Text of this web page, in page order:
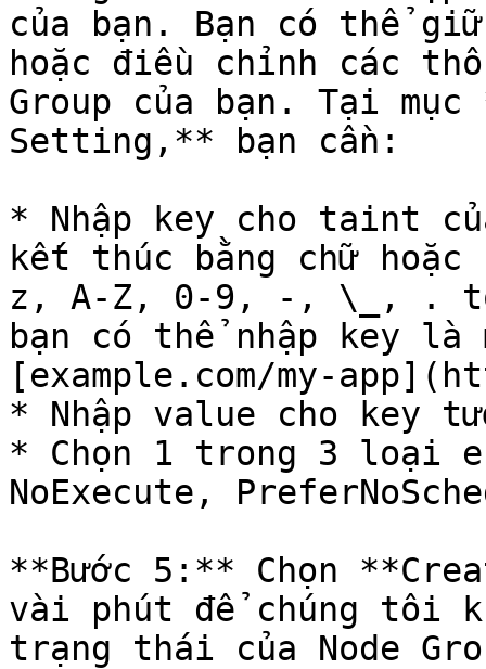
của bạn. Bạn có thể
hoặc điều chỉnh các
Group của bạn. Tại mục
Setting,** bạn cần:
* Nhập key cho taint
kết thúc bằng chữ
z, A-Z, 0-9, -, \_, .
bạn có thể nhập key là
[example.com/my-
* Nhập value cho key
* Chọn 1 trong 3 loại
NoExecute,
**Bước 5:** Chọn
vài phút để chúng tôi
trạng thái của Node